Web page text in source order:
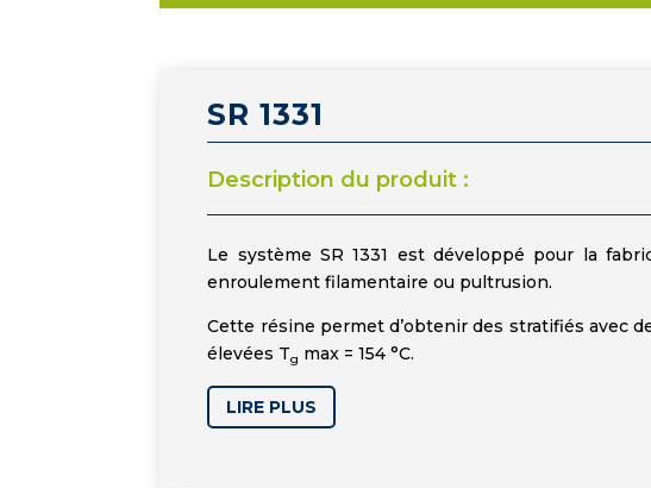
SR 1331
Description du produit :
Le système SR 1331 est développé pour la
enroulement filamentaire ou pultrusion.
Cette résine permet d’obtenir des stratifiés avec
élevées Tg max = 154 °C.
LIRE PLUS